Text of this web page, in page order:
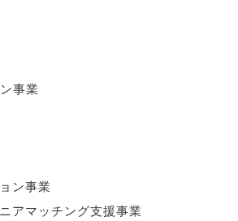
事業
ン事業
アマッチング支援事業